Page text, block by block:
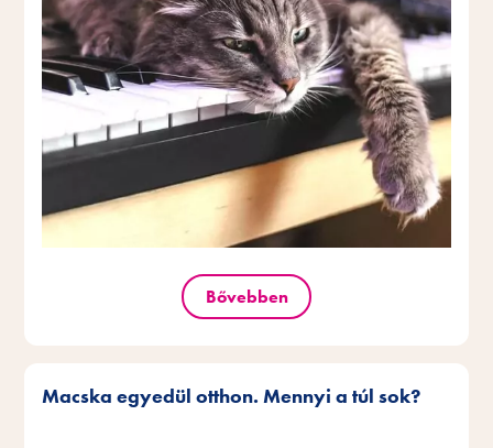
Bővebben
Macska egyedül otthon. Mennyi a túl sok?